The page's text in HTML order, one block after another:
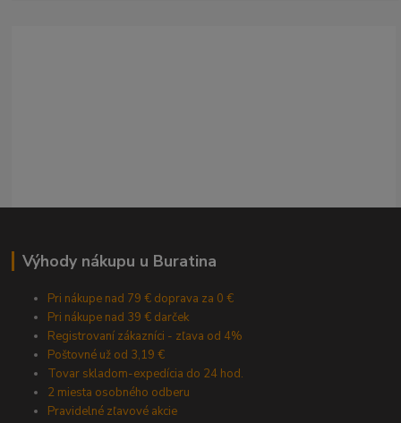
Výhody nákupu u Buratina
Pri nákupe nad 79 € doprava za 0 €
Pri nákupe nad 39 € darček
Registrovaní zákazníci - zľava od 4%
Poštovné už od 3,19 €
Tovar skladom-expedícia do 24 hod.
2 miesta osobného odberu
Pravidelné zľavové akcie